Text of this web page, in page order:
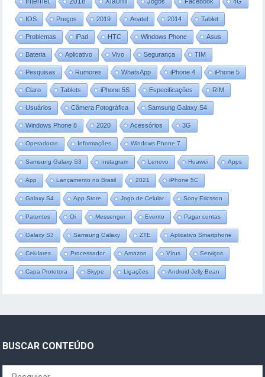
IOS Preços 2019 Anatel 2014 Tablet
Problemas iPad HTC Windows Phone Asus
Bateria Aplicativo Vivo Segurança TIM
Pesquisas Rumores WhatsApp iPhone 4 iPhone 5
Claro Tablets iPhone 5S Especificações RIM
Usuários Câmera Fotográfica Samsung Galaxy S4
Windows Phone 8 2020 Acessórios 3G
Operadoras Informações Windows Phone 7
Samsung Galaxy S3 Instagram Lenovo Huawei Apps
App Lançamento no Brasil 2021 iPhone 5C
Galaxy S4 App Store Jogo de Celular Sony Ericsson
Patentes Oi Messenger Evento Pagar contas
Galaxy S3 Samsung Galaxy ZTE Aplicativo Smartphone
Celulares Processador Amazon Vírus Serviços
Capa Protetora Skype Ligações Android Jelly Bean
BUSCAR CONTEÚDO
Pesquisar